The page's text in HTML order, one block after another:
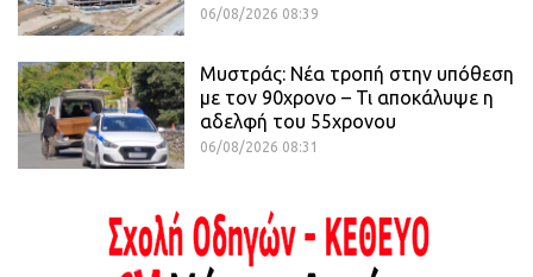
06/08/2026 08:39
Μυστράς: Νέα τροπή στην υπόθεση
με τον 90χρονο – Τι αποκάλυψε η
αδελφή του 55χρονου
06/08/2026 08:31